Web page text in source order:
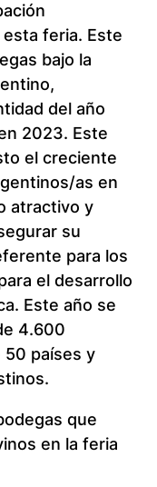
feria. Este
bajo la
del año
2023. Este
el creciente
as en
atractivo y
su
para los
el desarrollo
Este año se
4.600
países y
que
en la feria